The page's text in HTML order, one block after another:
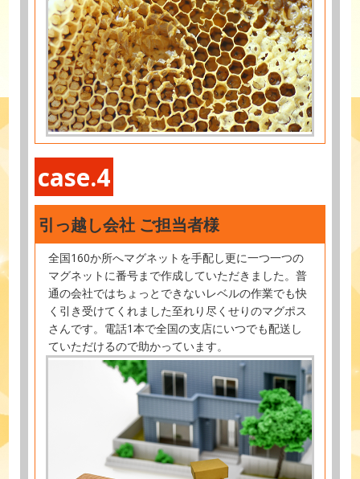
case.4
引っ越し会社 ご担当者様
全国160か所へマグネットを手配し更に一つ一つの
マグネットに番号まで作成していただきました。普
通の会社ではちょっとできないレベルの作業でも快
く引き受けてくれました至れり尽くせりのマグポス
さんです。電話1本で全国の支店にいつでも配送し
ていただけるので助かっています。